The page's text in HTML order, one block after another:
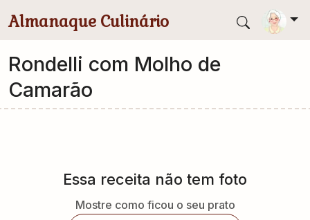
Almanaque Culinário
Rondelli com Molho de
Camarão
Essa receita não tem foto
Mostre como ficou o seu prato